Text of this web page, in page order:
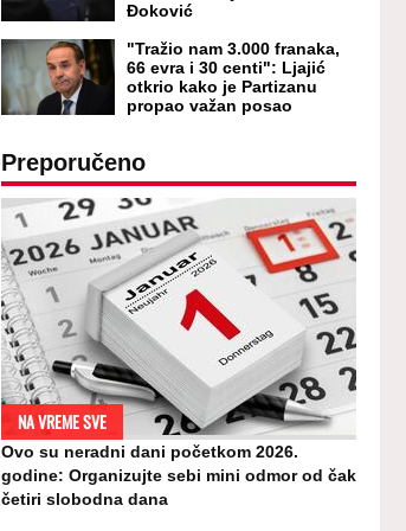
Đoković
"Tražio nam 3.000 franaka,
66 evra i 30 centi": Ljajić
otkrio kako je Partizanu
propao važan posao
Preporučeno
NA VREME SVE
Ovo su neradni dani početkom 2026.
godine: Organizujte sebi mini odmor od čak
četiri slobodna dana